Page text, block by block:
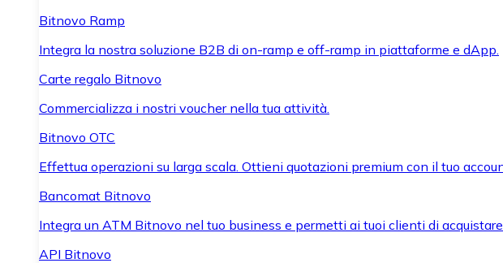
Bitnovo Ramp
Integra la nostra soluzione B2B di on-ramp e off-ramp in piattaforme e dApp.
Carte regalo Bitnovo
Commercializza i nostri voucher nella tua attività.
Bitnovo OTC
Effettua operazioni su larga scala. Ottieni quotazioni premium con il tuo
Bancomat Bitnovo
Integra un ATM Bitnovo nel tuo business e permetti ai tuoi clienti di
API Bitnovo